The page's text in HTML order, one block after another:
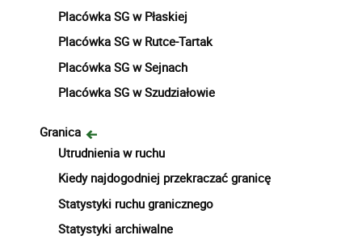
Placówka SG w Płaskiej
Placówka SG w Rutce-Tartak
Placówka SG w Sejnach
Placówka SG w Szudziałowie
Granica
Utrudnienia w ruchu
Kiedy najdogodniej przekraczać granicę
Statystyki ruchu granicznego
Statystyki archiwalne